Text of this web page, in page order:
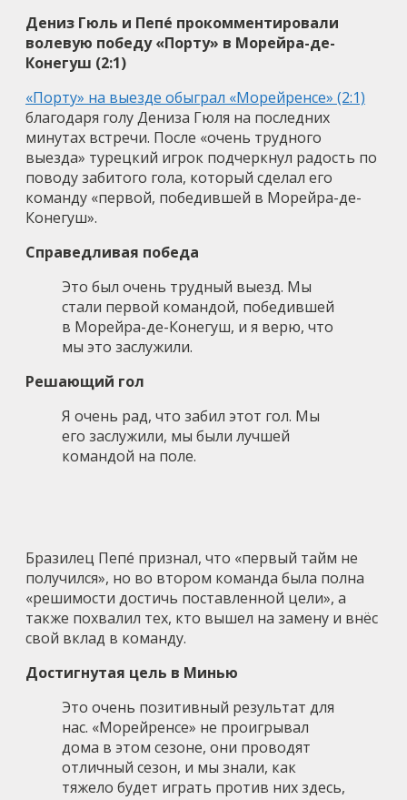
Дениз Гюль и Пепé прокомментировали
волевую победу «Порту» в Морейра-де-
Конегуш (2:1)
«Порту» на выезде обыграл «Морейренсе» (2:1)
благодаря голу Дениза Гюля на последних
минутах встречи. После «очень трудного
выезда» турецкий игрок подчеркнул радость по
поводу забитого гола, который сделал его
команду «первой, победившей в Морейра-де-
Конегуш».
Справедливая победа
Это был очень трудный выезд. Мы
стали первой командой, победившей
в Морейра-де-Конегуш, и я верю, что
мы это заслужили.
Решающий гол
Я очень рад, что забил этот гол. Мы
его заслужили, мы были лучшей
командой на поле.
Бразилец Пепé признал, что «первый тайм не
получился», но во втором команда была полна
«решимости достичь поставленной цели», а
также похвалил тех, кто вышел на замену и внёс
свой вклад в команду.
Достигнутая цель в Минью
Это очень позитивный результат для
нас. «Морейренсе» не проигрывал
дома в этом сезоне, они проводят
отличный сезон, и мы знали, как
тяжело будет играть против них здесь,